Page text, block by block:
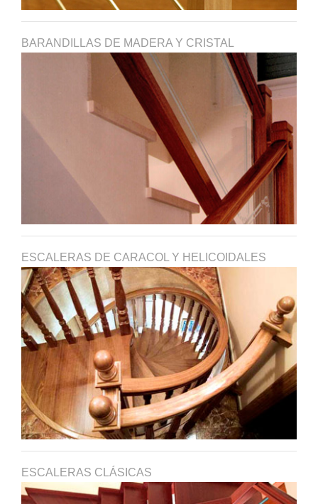
BARANDILLAS DE MADERA Y CRISTAL
ESCALERAS DE CARACOL Y HELICOIDALES
ESCALERAS CLÁSICAS